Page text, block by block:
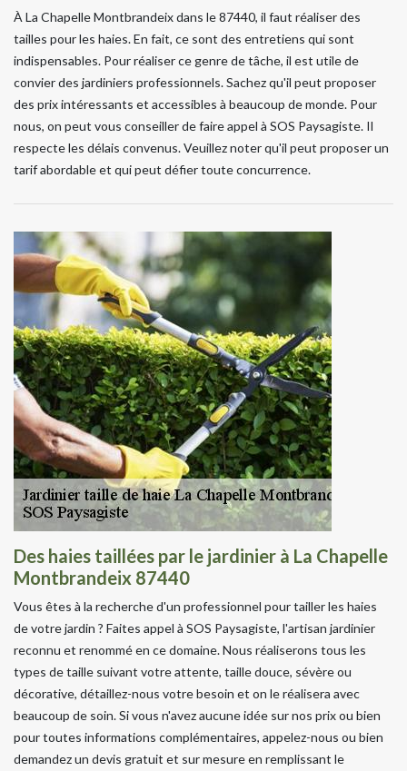
À La Chapelle Montbrandeix dans le 87440, il faut réaliser des
tailles pour les haies. En fait, ce sont des entretiens qui sont
indispensables. Pour réaliser ce genre de tâche, il est utile de
convier des jardiniers professionnels. Sachez qu'il peut proposer
des prix intéressants et accessibles à beaucoup de monde. Pour
nous, on peut vous conseiller de faire appel à SOS Paysagiste. Il
respecte les délais convenus. Veuillez noter qu'il peut proposer un
tarif abordable et qui peut défier toute concurrence.
Des haies taillées par le jardinier à La Chapelle
Montbrandeix 87440
Vous êtes à la recherche d'un professionnel pour tailler les haies
de votre jardin ? Faites appel à SOS Paysagiste, l'artisan jardinier
reconnu et renommé en ce domaine. Nous réaliserons tous les
types de taille suivant votre attente, taille douce, sévère ou
décorative, détaillez-nous votre besoin et on le réalisera avec
beaucoup de soin. Si vous n'avez aucune idée sur nos prix ou bien
pour toutes informations complémentaires, appelez-nous ou bien
demandez un devis gratuit et sur mesure en remplissant le